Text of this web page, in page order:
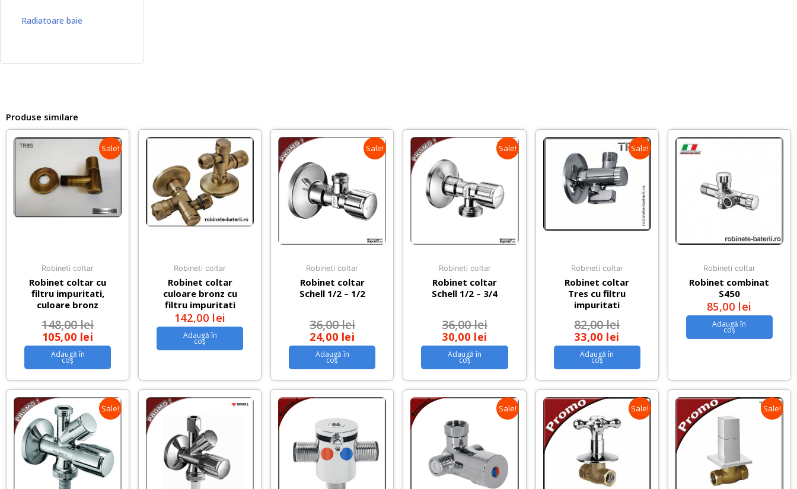
Radiatoare baie
Produse similare
Sale!
Robineti coltar
Robinet coltar cu
filtru impuritati,
culoare bronz
148,00lei
105,00 lei
Adaugă în
coș
Robineti coltar
Robinet coltar
culoare bronz cu
filtru impuritati
142,00 lei
Adaugă în
coș
Sale!
Robineti coltar
Robinet coltar
Schell 1/2 – 1/2
36,00lei
24,00 lei
Adaugă în
coș
Sale!
Robineti coltar
Robinet coltar
Schell 1/2 – 3/4
36,00lei
30,00 lei
Adaugă în
coș
Sale!
Robineti coltar
Robinet coltar
Tres cu filtru
impuritati
82,00lei
33,00 lei
Adaugă în
coș
Robineti coltar
Robinet combinat
S450
85,00 lei
Adaugă în
coș
Sale! Sale! Sale! Sale!